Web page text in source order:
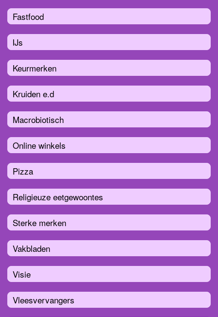
Fastfood
IJs
Keurmerken
Kruiden e.d
Macrobiotisch
Online winkels
Pizza
Religieuze eetgewoontes
Sterke merken
Vakbladen
Visie
Vleesvervangers